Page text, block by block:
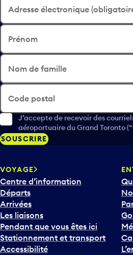
Adresse électronique
Prénom
Nom de famille
Code postal
J’accepte de recevoir des
aéroportuaire du Grand Toronto
SOUSCRIRE
VOYAGE
Centre d’information
Départs
Arrivées
Les liaisons
Pendant que vous êtes ici
Stationnement et transport
Accessibilité